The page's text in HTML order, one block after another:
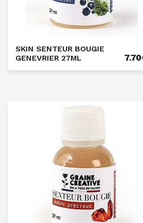
SKIN SENTEUR BOUGIE
GENEVRIER 27ML
7.70